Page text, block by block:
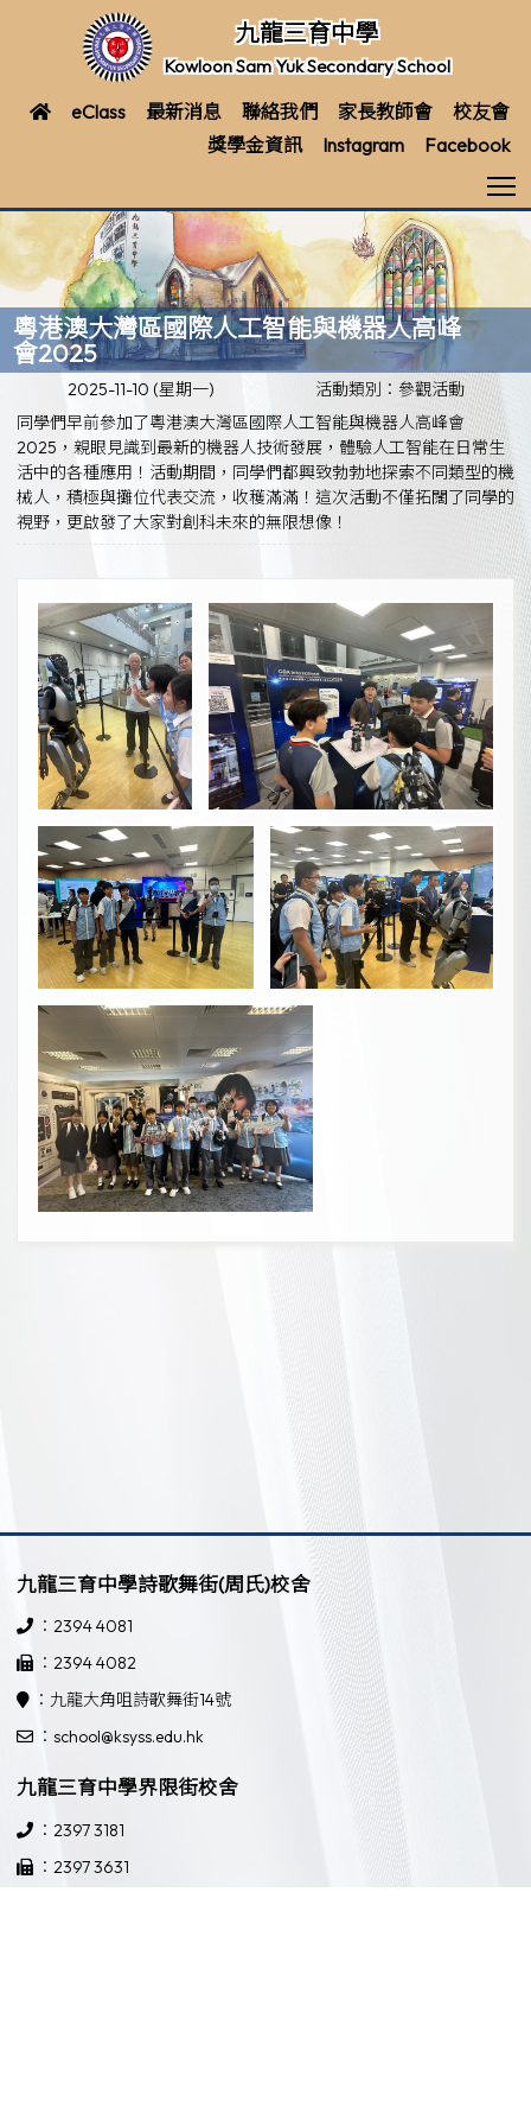
九龍三育中學
Kowloon Sam Yuk Secondary School
eClass 最新消息 聯絡我們 家長教師會
校友會
獎學金資訊
Instagram Facebook
粵港澳大灣區國際人工智能與機器人高峰
會2025
2025-11-10 (星期一)
活動類別：參觀活動
同學們早前參加了粵港澳大灣區國際人工智能與機器人高峰會
2025，親眼見識到最新的機器人技術發展，體驗人工智能在日常生
活中的各種應用！活動期間，同學們都興致勃勃地探索不同類型的機
械人，積極與攤位代表交流，收穫滿滿！這次活動不僅拓闊了同學的
視野，更啟發了大家對創科未來的無限想像！
九龍三育中學詩歌舞街(周氏)校舍
：2394 4081
：2394 4082
：九龍大角咀詩歌舞街14號
：school@ksyss.edu.hk
九龍三育中學界限街校舍
：2397 3181
：2397 3631